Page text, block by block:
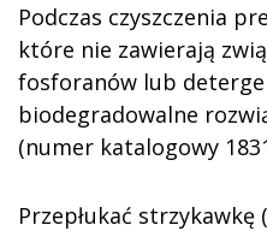
Podczas czyszczenia
które nie zawierają
fosforanów lub
biodegradowalne
(numer katalogowy
Przepłukać